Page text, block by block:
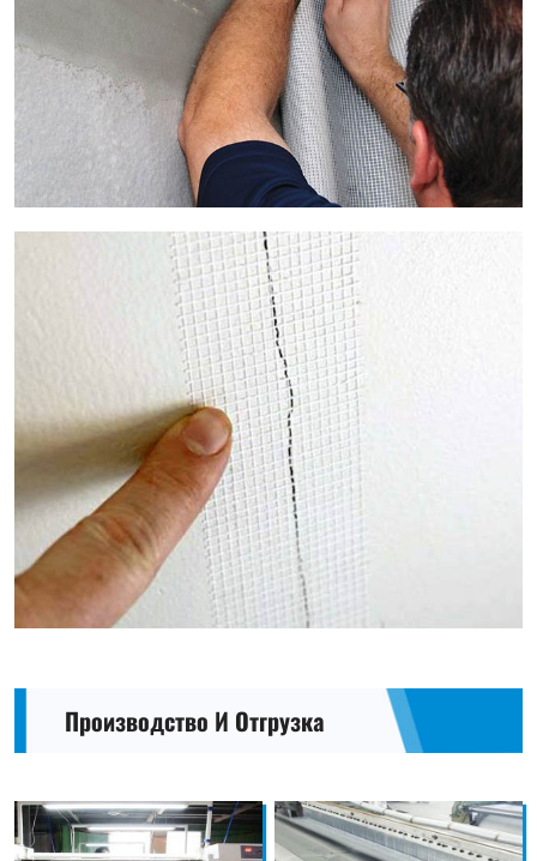
Производство И Отгрузка